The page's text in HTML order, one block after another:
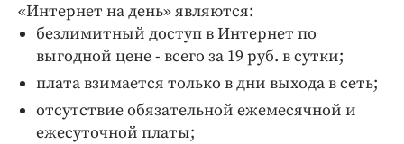
«Интернет на день» являются:
безлимитный доступ в Интернет по
выгодной цене - всего за 19 руб. в сутки;
плата взимается только в дни выхода в сеть;
отсутствие обязательной ежемесячной и
ежесуточной платы;